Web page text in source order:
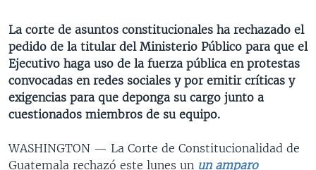
FORO [RADIO]
DEPORTIVO INTERNACIONAL
NOTA ECONÓMICA
ENTRETENIMIENTO
Idiomas
La corte de asuntos constitucionales ha rechazado el
pedido de la titular del Ministerio Público para que el
Ejecutivo haga uso de la fuerza pública en protestas
convocadas en redes sociales y por emitir críticas y
exigencias para que deponga su cargo junto a
cuestionados miembros de su equipo.
WASHINGTON — La Corte de Constitucionalidad de
Guatemala rechazó este lunes un un amparo